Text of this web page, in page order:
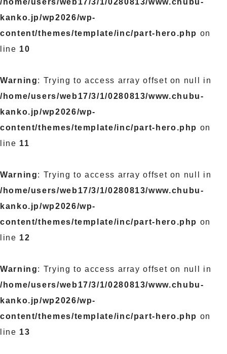
kanko.jp/wp2026/wp-
content/themes/template/inc/part-hero.php on
line 10
Warning: Trying to access array offset on null in
/home/users/web17/3/1/0280813/www.chubu-
kanko.jp/wp2026/wp-
content/themes/template/inc/part-hero.php on
line 11
Warning: Trying to access array offset on null in
/home/users/web17/3/1/0280813/www.chubu-
kanko.jp/wp2026/wp-
content/themes/template/inc/part-hero.php on
line 12
Warning: Trying to access array offset on null in
/home/users/web17/3/1/0280813/www.chubu-
kanko.jp/wp2026/wp-
content/themes/template/inc/part-hero.php on
line 13